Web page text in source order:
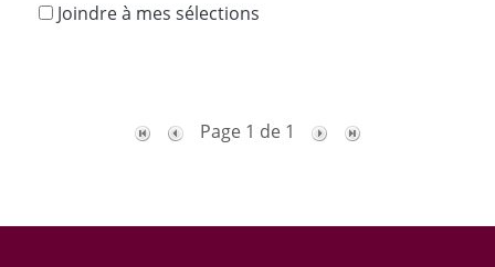
Joindre à mes sélections
Page 1 de 1